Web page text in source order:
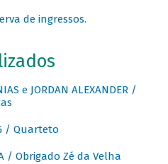
de ingressos.
e JORDAN ALEXANDER /
/ Quarteto
/ Obrigado Zé da Velha